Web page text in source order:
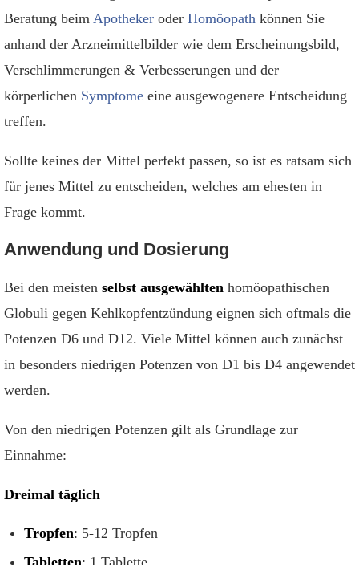
Beratung beim Apotheker oder Homöopath können Sie
anhand der Arzneimittelbilder wie dem Erscheinungsbild,
Verschlimmerungen & Verbesserungen und der
körperlichen Symptome eine ausgewogenere Entscheidung
treffen.
Sollte keines der Mittel perfekt passen, so ist es ratsam sich
für jenes Mittel zu entscheiden, welches am ehesten in
Frage kommt.
Anwendung und Dosierung
Bei den meisten selbst ausgewählten homöopathischen
Globuli gegen Kehlkopfentzündung eignen sich oftmals die
Potenzen D6 und D12. Viele Mittel können auch zunächst
in besonders niedrigen Potenzen von D1 bis D4 angewendet
werden.
Von den niedrigen Potenzen gilt als Grundlage zur
Einnahme:
Dreimal täglich
Tropfen: 5-12 Tropfen